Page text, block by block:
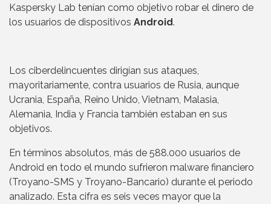
Kaspersky Lab tenían como objetivo robar el dinero de
los usuarios de dispositivos Android.
Los ciberdelincuentes dirigían sus ataques,
mayoritariamente, contra usuarios de Rusia, aunque
Ucrania, España, Reino Unido, Vietnam, Malasia,
Alemania, India y Francia también estaban en sus
objetivos.
En términos absolutos, más de 588.000 usuarios de
Android en todo el mundo sufrieron malware financiero
(Troyano-SMS y Troyano-Bancario) durante el periodo
analizado. Esta cifra es seis veces mayor que la